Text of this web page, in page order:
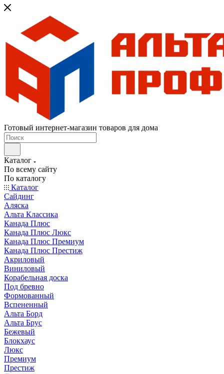
Готовый интернет-магазин товаров для дома
Каталог
По всему сайту
По каталогу
Каталог
Сайдинг
Аляска
Альта Классика
Канада Плюс
Канада Плюс Люкс
Канада Плюс Премиум
Канада Плюс Престиж
Акриловый
Виниловый
Корабельная доска
Под бревно
Формованный
Вспененный
Альта Борд
Альта Брус
Бежевый
Блокхаус
Люкс
Премиум
Престиж